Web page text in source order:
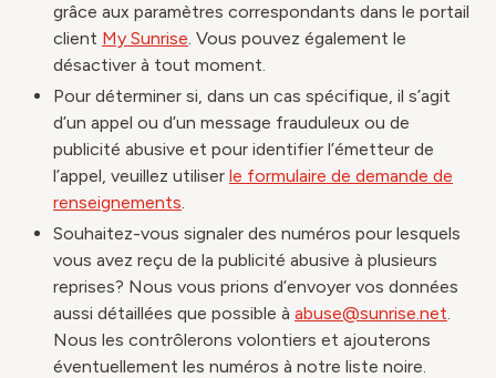
grâce aux paramètres correspondants dans le portail
client My Sunrise. Vous pouvez également le
désactiver à tout moment.
Pour déterminer si, dans un cas spécifique, il s’agit
d’un appel ou d’un message frauduleux ou de
publicité abusive et pour identifier l’émetteur de
l’appel, veuillez utiliser le formulaire de demande de
renseignements.
Souhaitez-vous signaler des numéros pour lesquels
vous avez reçu de la publicité abusive à plusieurs
reprises? Nous vous prions d’envoyer vos données
aussi détaillées que possible à abuse@sunrise.net.
Nous les contrôlerons volontiers et ajouterons
éventuellement les numéros à notre liste noire.